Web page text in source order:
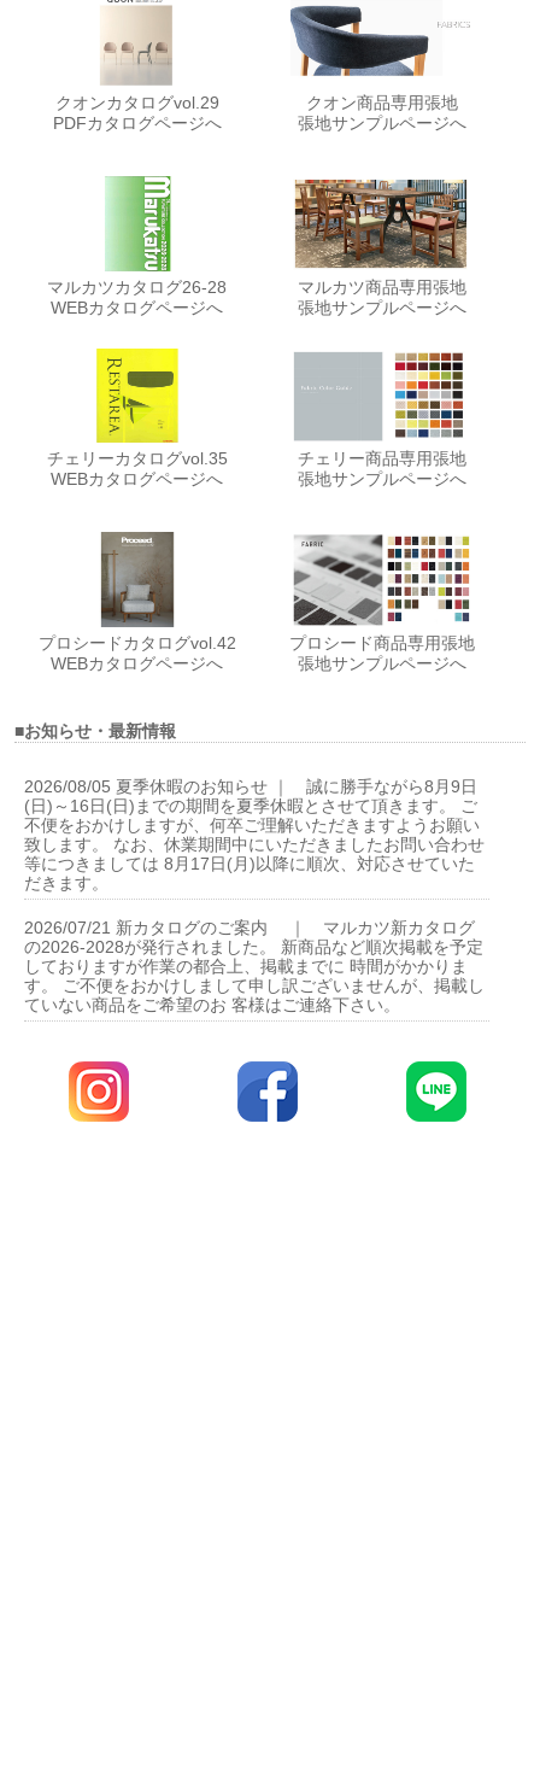
クオンカタログvol.29
PDFカタログページへ
クオン商品専用張地
張地サンプルページへ
マルカツカタログ26-28
WEBカタログページへ
マルカツ商品専用張地
張地サンプルページへ
チェリーカタログvol.35
WEBカタログページへ
チェリー商品専用張地
張地サンプルページへ
プロシードカタログvol.42
WEBカタログページへ
プロシード商品専用張地
張地サンプルページへ
■お知らせ・最新情報